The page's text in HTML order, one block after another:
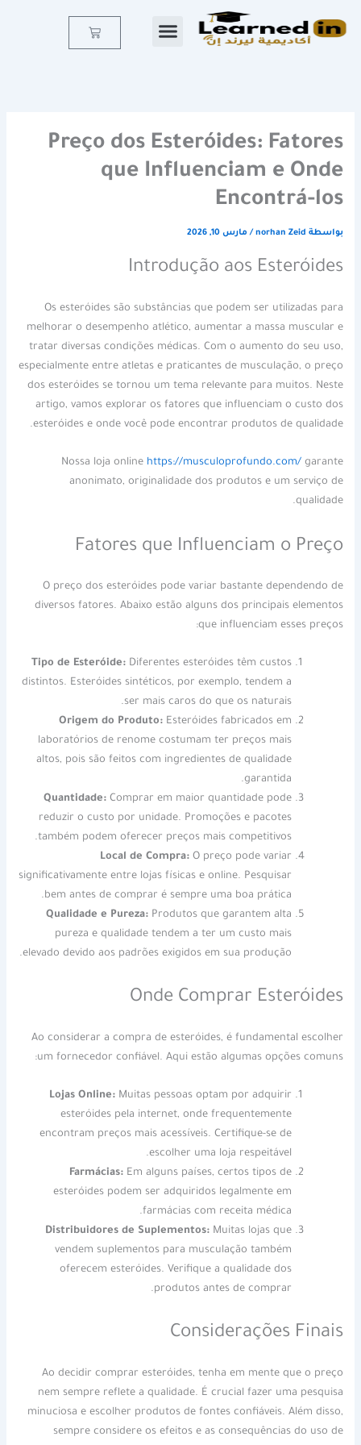
Cart
Preço dos Esteróides: Fatores
que Influenciam e Onde
Encontrá-los
بواسطة norhan Zeid
/ مارس 10, 2026
Introdução aos Esteróides
Os esteróides são substâncias que podem ser utilizadas para
melhorar o desempenho atlético, aumentar a massa muscular e
tratar diversas condições médicas. Com o aumento do seu uso,
especialmente entre atletas e praticantes de musculação, o preço
dos esteróides se tornou um tema relevante para muitos. Neste
artigo, vamos explorar os fatores que influenciam o custo dos
esteróides e onde você pode encontrar produtos de qualidade.
Nossa loja online https://musculoprofundo.com/ garante
anonimato, originalidade dos produtos e um serviço de
qualidade.
Fatores que Influenciam o Preço
O preço dos esteróides pode variar bastante dependendo de
diversos fatores. Abaixo estão alguns dos principais elementos
que influenciam esses preços:
Tipo de Esteróide:Diferentes esteróides têm custos
distintos. Esteróides sintéticos, por exemplo, tendem a
ser mais caros do que os naturais.
Origem do Produto:Esteróides fabricados em
laboratórios de renome costumam ter preços mais
altos, pois são feitos com ingredientes de qualidade
garantida.
Quantidade:Comprar em maior quantidade pode
reduzir o custo por unidade. Promoções e pacotes
também podem oferecer preços mais competitivos.
Local de Compra:O preço pode variar
significativamente entre lojas físicas e online. Pesquisar
bem antes de comprar é sempre uma boa prática.
Qualidade e Pureza:Produtos que garantem alta
pureza e qualidade tendem a ter um custo mais
elevado devido aos padrões exigidos em sua produção.
Onde Comprar Esteróides
Ao considerar a compra de esteróides, é fundamental escolher
um fornecedor confiável. Aqui estão algumas opções comuns:
Lojas Online:Muitas pessoas optam por adquirir
esteróides pela internet, onde frequentemente
encontram preços mais acessíveis. Certifique-se de
escolher uma loja respeitável.
Farmácias:Em alguns países, certos tipos de
esteróides podem ser adquiridos legalmente em
farmácias com receita médica.
Distribuidores de Suplementos:Muitas lojas que
vendem suplementos para musculação também
oferecem esteróides. Verifique a qualidade dos
produtos antes de comprar.
Considerações Finais
Ao decidir comprar esteróides, tenha em mente que o preço
nem sempre reflete a qualidade. É crucial fazer uma pesquisa
minuciosa e escolher produtos de fontes confiáveis. Além disso,
sempre considere os efeitos e as consequências do uso de